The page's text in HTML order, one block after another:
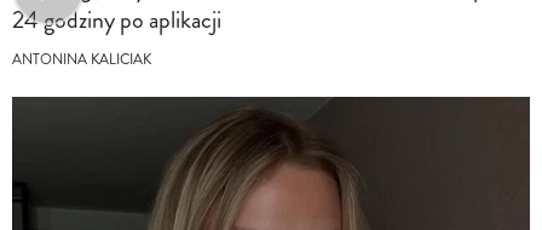
24 godziny po aplikacji
ANTONINA KALICIAK